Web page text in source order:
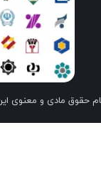
حقوق مادی و معنوی